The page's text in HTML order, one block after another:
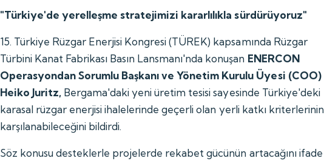
"Türkiye'de yerelleşme stratejimizi kararlılıkla sürdürüyoruz"
15. Türkiye Rüzgar Enerjisi Kongresi (TÜREK) kapsamında Rüzgar
Türbini Kanat Fabrikası Basın Lansmanı'nda konuşan ENERCON
Operasyondan Sorumlu Başkanı ve Yönetim Kurulu Üyesi (COO)
Heiko Juritz, Bergama'daki yeni üretim tesisi sayesinde Türkiye'deki
karasal rüzgar enerjisi ihalelerinde geçerli olan yerli katkı kriterlerinin
karşılanabileceğini bildirdi.
Söz konusu desteklerle projelerde rekabet gücünün artacağını ifade